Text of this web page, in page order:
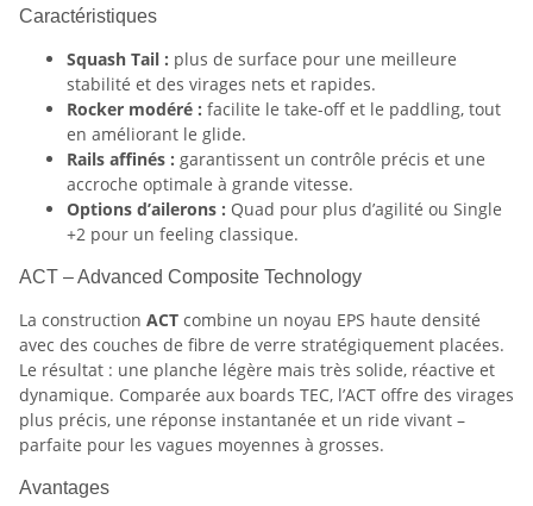
Caractéristiques
Squash Tail : plus de surface pour une meilleure
stabilité et des virages nets et rapides.
Rocker modéré : facilite le take-off et le paddling, tout
en améliorant le glide.
Rails affinés : garantissent un contrôle précis et une
accroche optimale à grande vitesse.
Options d’ailerons : Quad pour plus d’agilité ou Single
+2 pour un feeling classique.
ACT – Advanced Composite Technology
La construction ACT combine un noyau EPS haute densité
avec des couches de fibre de verre stratégiquement placées.
Le résultat : une planche légère mais très solide, réactive et
dynamique. Comparée aux boards TEC, l’ACT offre des virages
plus précis, une réponse instantanée et un ride vivant –
parfaite pour les vagues moyennes à grosses.
Avantages